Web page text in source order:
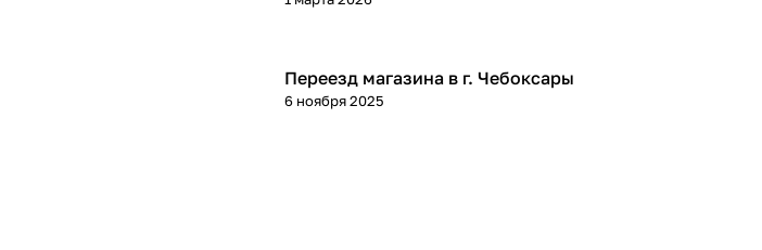
Переезд магазина в г. Чебоксары
6 ноября 2025